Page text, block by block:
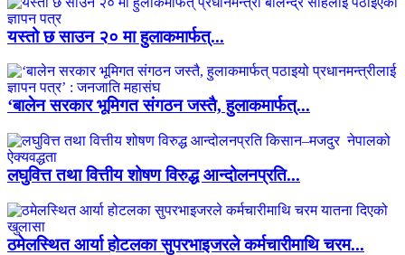
यस्तो छ साउन २० मा हुलाकमार्फत्...
‘बालेन सरकार भूमिगत संगठन जस्तै, हुलाकमार्फत्...
लघुवित्त तथा वित्तीय शोषण विरुद्ध आन्दोलनप्रति...
ठमेलस्थित आर्या होटलका सुपरभाइजरले कर्मचारीमाथि चरम...